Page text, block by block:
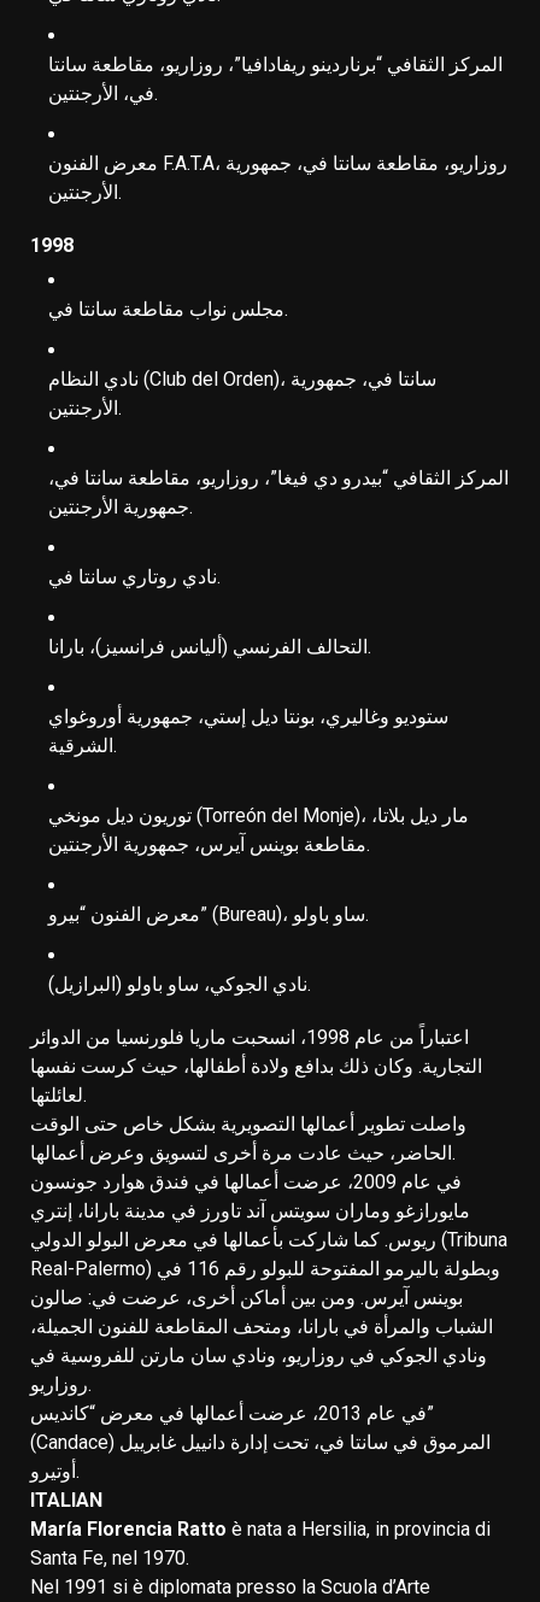
المركز الثقافي “برناردينو ريفادافيا”، روزاريو، مقاطعة سانتا
في، الأرجنتين.
معرض الفنون F.A.T.A، روزاريو، مقاطعة سانتا في، جمهورية
الأرجنتين.
1998
مجلس نواب مقاطعة سانتا في.
نادي النظام (Club del Orden)، سانتا في، جمهورية
الأرجنتين.
المركز الثقافي “بيدرو دي فيغا”، روزاريو، مقاطعة سانتا في،
جمهورية الأرجنتين.
نادي روتاري سانتا في.
التحالف الفرنسي (أليانس فرانسيز)، بارانا.
ستوديو وغاليري، بونتا ديل إستي، جمهورية أوروغواي
الشرقية.
توريون ديل مونخي (Torreón del Monje)، مار ديل بلاتا،
مقاطعة بوينس آيرس، جمهورية الأرجنتين.
معرض الفنون “بيرو” (Bureau)، ساو باولو.
نادي الجوكي، ساو باولو (البرازيل).
اعتباراً من عام 1998، انسحبت ماريا فلورنسيا من الدوائر
التجارية. وكان ذلك بدافع ولادة أطفالها، حيث كرست نفسها
لعائلتها.
واصلت تطوير أعمالها التصويرية بشكل خاص حتى الوقت
الحاضر، حيث عادت مرة أخرى لتسويق وعرض أعمالها.
في عام 2009، عرضت أعمالها في فندق هوارد جونسون
مايورازغو وماران سويتس آند تاورز في مدينة بارانا، إنتري
ريوس. كما شاركت بأعمالها في معرض البولو الدولي (Tribuna
Real-Palermo) وبطولة باليرمو المفتوحة للبولو رقم 116 في
بوينس آيرس. ومن بين أماكن أخرى، عرضت في: صالون
الشباب والمرأة في بارانا، ومتحف المقاطعة للفنون الجميلة،
ونادي الجوكي في روزاريو، ونادي سان مارتن للفروسية في
روزاريو.
في عام 2013، عرضت أعمالها في معرض “كانديس”
(Candace) المرموق في سانتا في، تحت إدارة دانييل غابرييل
أوتيرو.
ITALIAN
María Florencia Ratto è nata a Hersilia, in provincia di
Santa Fe, nel 1970.
Nel 1991 si è diplomata presso la Scuola d’Arte